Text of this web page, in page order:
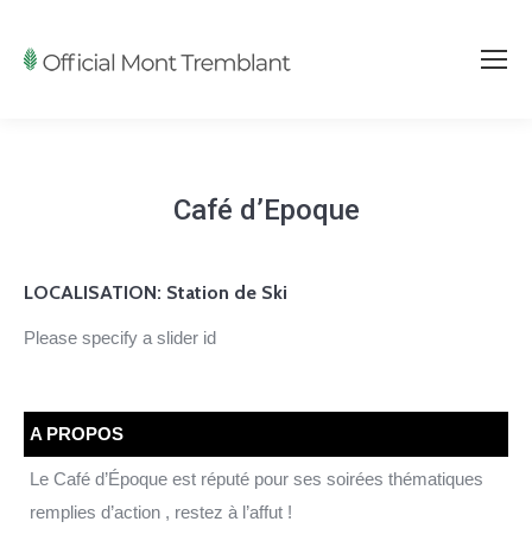
Café d’Epoque
LOCALISATION: Station de Ski
Please specify a slider id
A PROPOS
Le Café d’Époque est réputé pour ses soirées thématiques
remplies d’action , restez à l’affut !